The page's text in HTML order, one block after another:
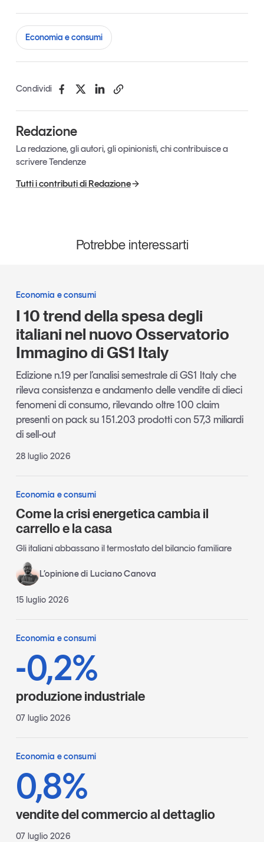
Economia e consumi
Condividi
Redazione
La redazione, gli autori, gli opinionisti, chi contribuisce a
scrivere Tendenze
Tutti i contributi di Redazione
Potrebbe interessarti
Economia e consumi
I 10 trend della spesa degli
italiani nel nuovo Osservatorio
Immagino di GS1 Italy
Edizione n.19 per l’analisi semestrale di GS1 Italy che
rileva consistenza e andamento delle vendite di dieci
fenomeni di consumo, rilevando oltre 100 claim
presenti on pack su 151.203 prodotti con 57,3 miliardi
di sell-out
28 luglio 2026
Economia e consumi
Come la crisi energetica cambia il
carrello e la casa
Gli italiani abbassano il termostato del bilancio familiare
L’opinione di Luciano Canova
15 luglio 2026
Economia e consumi
-0,2%
produzione industriale
07 luglio 2026
Economia e consumi
0,8%
vendite del commercio al dettaglio
07 luglio 2026